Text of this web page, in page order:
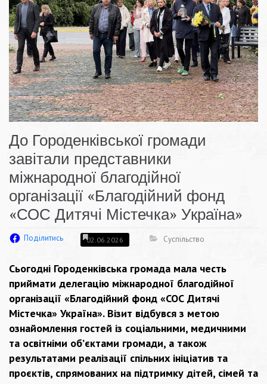
До Городенківської громади
завітали представники
міжнародної благодійної
організації «Благодійний фонд
«СОС Дитячі Містечка» Україна»
Поділитись 02.06.2026 Суспільство
Сьогодні Городенківська громада мала честь
приймати делегацію міжнародної благодійної
організації «Благодійний фонд «СОС Дитячі
Містечка» Україна». Візит відбувся з метою
ознайомлення гостей із соціальними, медичними
та освітніми об’єктами громади, а також
результатами реалізації спільних ініціатив та
проєктів, спрямованих на підтримку дітей, сімей та